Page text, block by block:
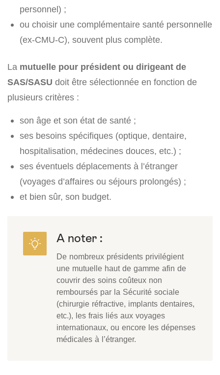
personnel) ;
ou choisir une complémentaire santé personnelle
(ex-CMU-C), souvent plus complète.
La mutuelle pour président ou dirigeant de
SAS/SASU doit être sélectionnée en fonction de
plusieurs critères :
son âge et son état de santé ;
ses besoins spécifiques (optique, dentaire,
hospitalisation, médecines douces, etc.) ;
ses éventuels déplacements à l’étranger
(voyages d’affaires ou séjours prolongés) ;
et bien sûr, son budget.
A noter :
De nombreux présidents privilégient
une mutuelle haut de gamme afin de
couvrir des soins coûteux non
remboursés par la Sécurité sociale
(chirurgie réfractive, implants dentaires,
etc.), les frais liés aux voyages
internationaux, ou encore les dépenses
médicales à l’étranger.